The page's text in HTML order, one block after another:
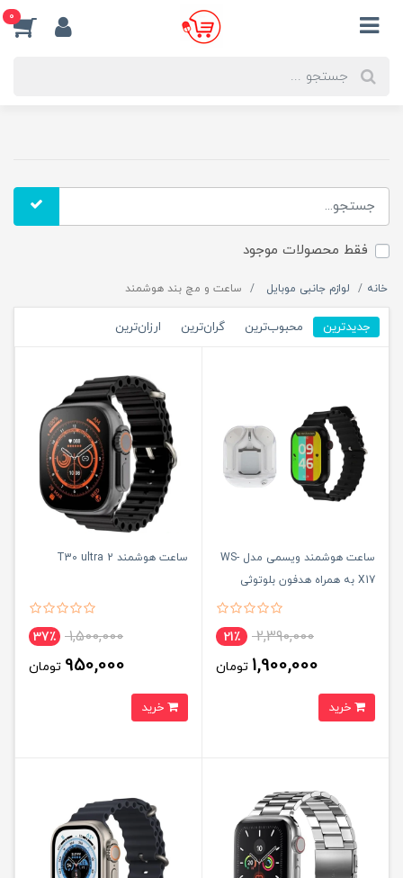
0
فقط محصولات موجود
خانه لوازم جانبی موبایل ساعت و مچ بند هوشمند
جدیدترین محبوب‌ترین گران‌ترین ارزان‌ترین
ساعت هوشمند ویسمی مدل WS-
X17 به همراه هدفون بلوتوثی
2,390,000 21٪
1,900,000 تومان
ساعت هوشمند T30 ultra 2
1,500,000 37٪
950,000 تومان